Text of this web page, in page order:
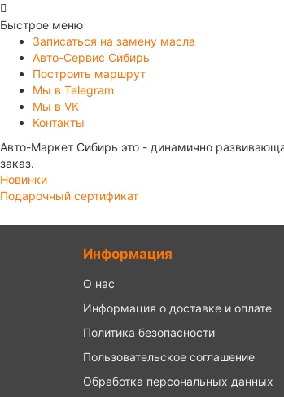
Быстрое меню
Записаться на замену масла
Авто-Сервис Сибирь
Построить маршрут
Мы в Telegram
Мы в VK
Контакты
Авто-Маркет Сибирь это - динамично
заказ.
Новинки
Подарочный сертификат
Информация
О нас
Информация о доставке и оплате
Политика безопасности
Пользовательское соглашение
Обработка персональных данных